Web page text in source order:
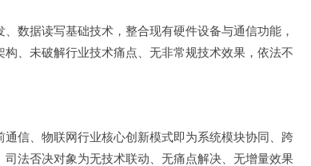
数据读写基础技术，整合现有硬件设备与通信功能，
、未破解行业技术痛点、无非常规技术效果，依法不
信、物联网行业核心创新模式即为系统模块协同、跨
法否决对象为无技术联动、无痛点解决、无增量效果